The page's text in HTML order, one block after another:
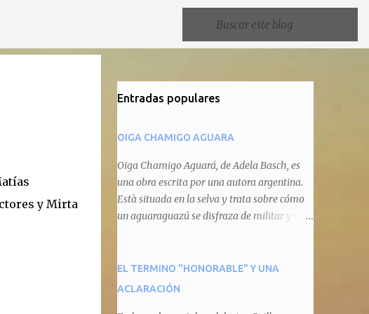
y Mirta
Entradas populares
OIGA CHAMIGO AGUARA
Oiga Chamigo Aguará, de Adela Basch, es
una obra escrita por una autora argentina.
Està situada en la selva y trata sobre cómo
un aguaraguazú se disfraza de militar y se
animal que pretenda circular por ahí. En
primera instancia aparece Teteu, el tero,
EL TERMINO "HONORABLE" Y UNA
ACLARACIÓN